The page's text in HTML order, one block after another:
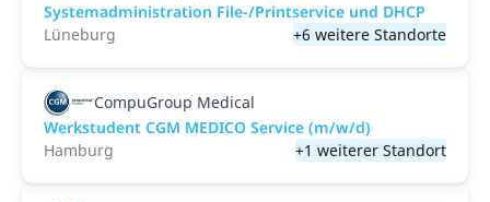
Systemadministration File-/Printservice und DHCP
Lüneburg
+6 weitere Standorte
CompuGroup Medical
Werkstudent CGM MEDICO Service (m/w/d)
Hamburg
+1 weiterer Standort